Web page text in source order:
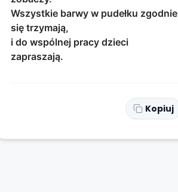
Wszystkie barwy w pudełku zgodnie
się trzymają,
i do wspólnej pracy dzieci
zapraszają.
Kopiuj